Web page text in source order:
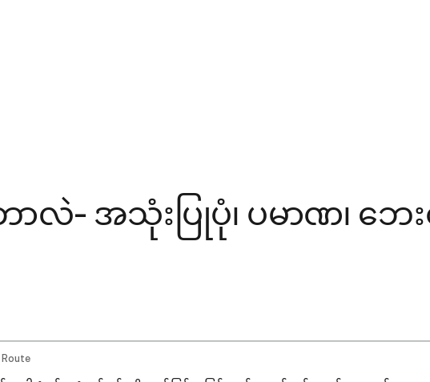
ာလဲ- အသုံးပြုပုံ၊ ပမာဏ၊ ဘေး